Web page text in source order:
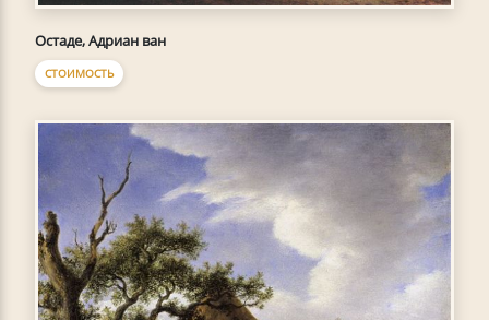
Остаде, Адриан ван
СТОИМОСТЬ